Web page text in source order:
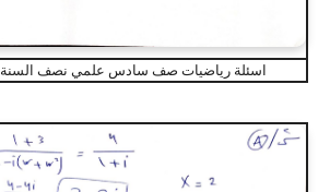
اسئلة رياضيات صف سادس علمي نصف السنة 2022 مع الاجوبة